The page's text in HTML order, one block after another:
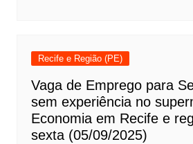
Recife e Região (PE)
Vaga de Emprego para
sem experiência no
Economia em Recife e
sexta (05/09/2025)